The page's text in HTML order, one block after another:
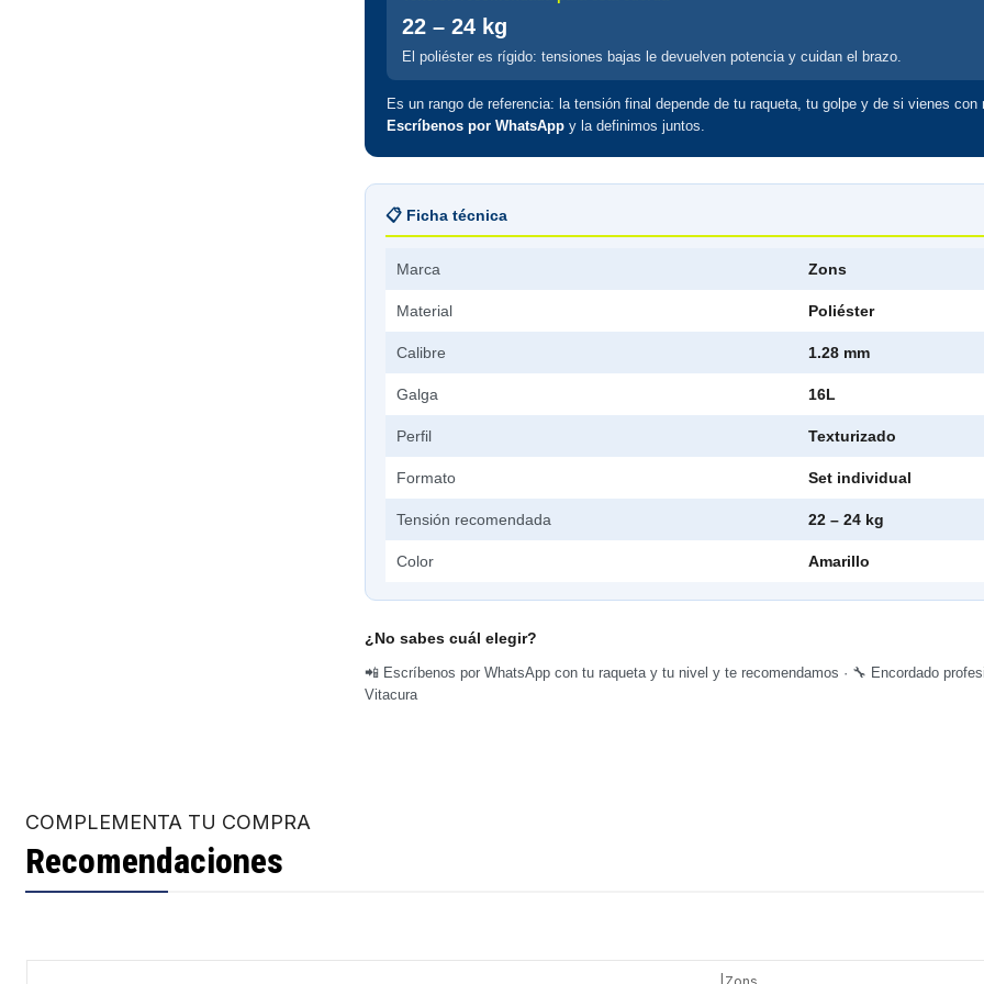
22 – 24 kg
El poliéster es rígido: tensiones bajas le devuelven potencia y cuidan el brazo.
Es un rango de referencia: la tensión final depende de tu raqueta, tu golpe y de si vienes con
Escríbenos por WhatsApp y la definimos juntos.
📋 Ficha técnica
Marca Zons
Material Poliéster
Calibre 1.28 mm
Galga 16L
Perfil Texturizado
Formato Set individual
Tensión recomendada 22 – 24 kg
Color Amarillo
¿No sabes cuál elegir?
📲 Escríbenos por WhatsApp con tu raqueta y tu nivel y te recomendamos · 🔧 Encordado
Vitacura
COMPLEMENTA TU COMPRA
Recomendaciones